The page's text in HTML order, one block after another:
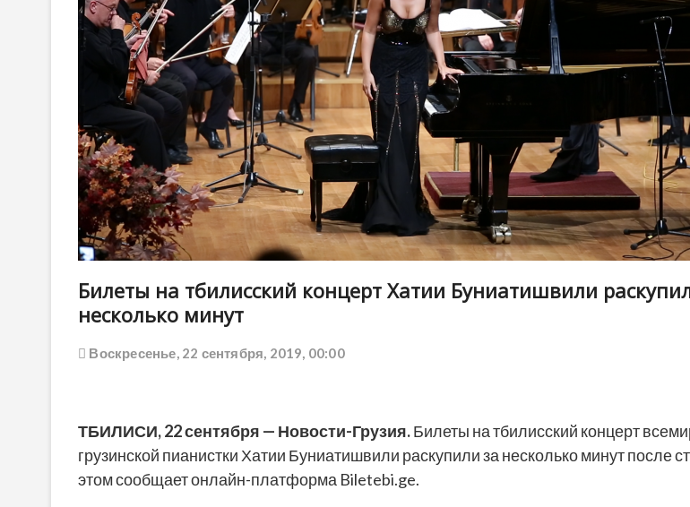
Билеты на тбилисский концерт Хатии Буниатишвили
несколько минут
Воскресенье, 22 сентября, 2019, 00:00
ТБИЛИСИ, 22 сентября — Новости-Грузия.Билеты на тбилисский концерт
грузинской пианистки Хатии Буниатишвили раскупили за несколько минут после
этом сообщает онлайн-платформа Biletebi.ge.